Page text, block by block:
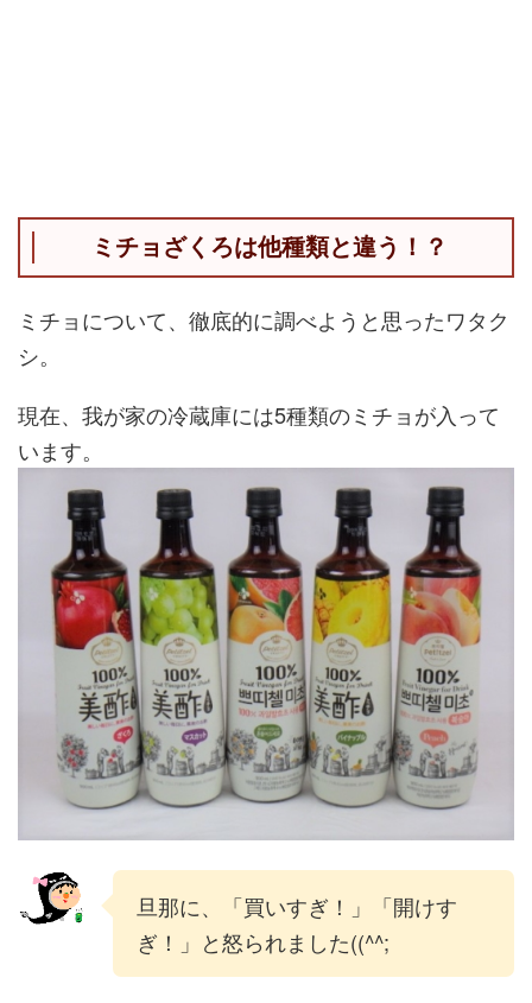
ミチョざくろは他種類と違う！？
ミチョについて、徹底的に調べようと思ったワタク
シ。
現在、我が家の冷蔵庫には5種類のミチョが入って
います。
旦那に、「買いすぎ！」「開けす
ぎ！」と怒られました((^^;